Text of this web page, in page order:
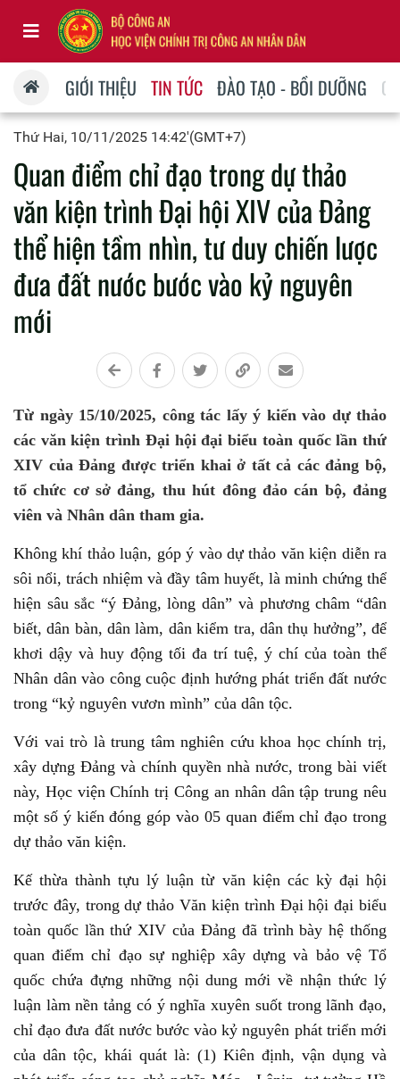
GIỚI THIỆU TIN TỨC ĐÀO TẠO - BỒI DƯỠNG
Thứ Hai, 10/11/2025 14:42'(GMT+7)
Quan điểm chỉ đạo trong dự thảo
văn kiện trình Đại hội XIV của Đảng
thể hiện tầm nhìn, tư duy chiến lược
đưa đất nước bước vào kỷ nguyên
mới
Từ ngày 15/10/2025, công tác lấy ý kiến vào dự thảo
các văn kiện trình Đại hội đại biểu toàn quốc lần thứ
XIV của Đảng được triển khai ở tất cả các đảng bộ,
tổ chức cơ sở đảng, thu hút đông đảo cán bộ, đảng
viên và Nhân dân tham gia.
Không khí thảo luận, góp ý vào dự thảo văn kiện diễn ra
sôi nổi, trách nhiệm và đầy tâm huyết, là minh chứng thể
hiện sâu sắc “ý Đảng, lòng dân” và phương châm “dân
biết, dân bàn, dân làm, dân kiểm tra, dân thụ hưởng”, để
khơi dậy và huy động tối đa trí tuệ, ý chí của toàn thể
Nhân dân vào công cuộc định hướng phát triển đất nước
trong “kỷ nguyên vươn mình” của dân tộc.
Với vai trò là trung tâm nghiên cứu khoa học chính trị,
xây dựng Đảng và chính quyền nhà nước, trong bài viết
này, Học viện Chính trị Công an nhân dân tập trung nêu
một số ý kiến đóng góp vào 05 quan điểm chỉ đạo trong
dự thảo văn kiện.
Kế thừa thành tựu lý luận từ văn kiện các kỳ đại hội
trước đây, trong dự thảo Văn kiện trình Đại hội đại biểu
toàn quốc lần thứ XIV của Đảng đã trình bày hệ thống
quan điểm chỉ đạo sự nghiệp xây dựng và bảo vệ Tổ
quốc chứa đựng những nội dung mới về nhận thức lý
luận làm nền tảng có ý nghĩa xuyên suốt trong lãnh đạo,
chỉ đạo đưa đất nước bước vào kỷ nguyên phát triển mới
của dân tộc, khái quát là: (1) Kiên định, vận dụng và